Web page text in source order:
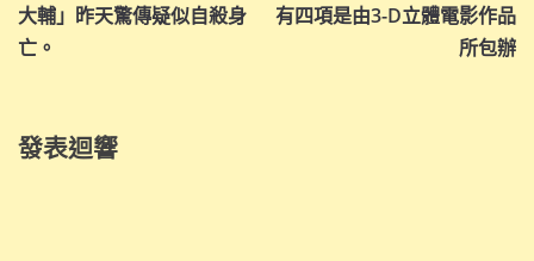
導
覽
大輔」昨天驚傳疑似自殺身
亡。
有四項是由3-D立體電影作品
所包辦
發表迴響